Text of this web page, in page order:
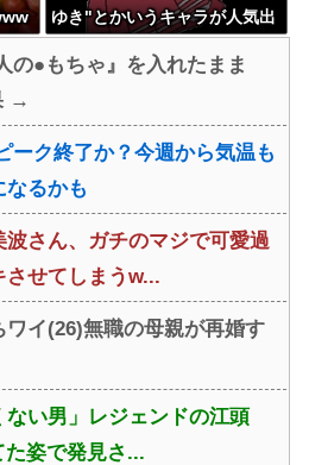
ゆき"とかいうキャラが人気出
ガチで謎wwwwwwwwwwww
の●もちゃ』を入れたまま
→
ーク終了か？今週から気温も
なるかも
波さん、ガチのマジで可愛過
させてしまうw...
イ(26)無職の母親が再婚す
ない男」レジェンドの江頭
姿で発見さ...